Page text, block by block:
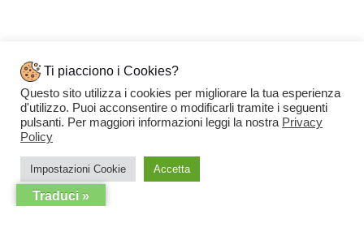
Link Utili
Spedizioni e pagamenti
Condizioni di vendita
Ti piacciono i Cookies?
Questo sito utilizza i cookies per migliorare la tua esperienza
d'utilizzo. Puoi acconsentire o modificarli tramite i seguenti
pulsanti. Per maggiori informazioni leggi la nostra Privacy
Policy
Impostazioni Cookie Accetta
Traduci »